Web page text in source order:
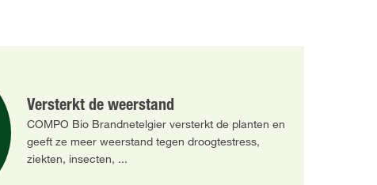
Versterkt de weerstand
COMPO Bio Brandnetelgier versterkt de planten en
geeft ze meer weerstand tegen droogtestress,
ziekten, insecten, ...